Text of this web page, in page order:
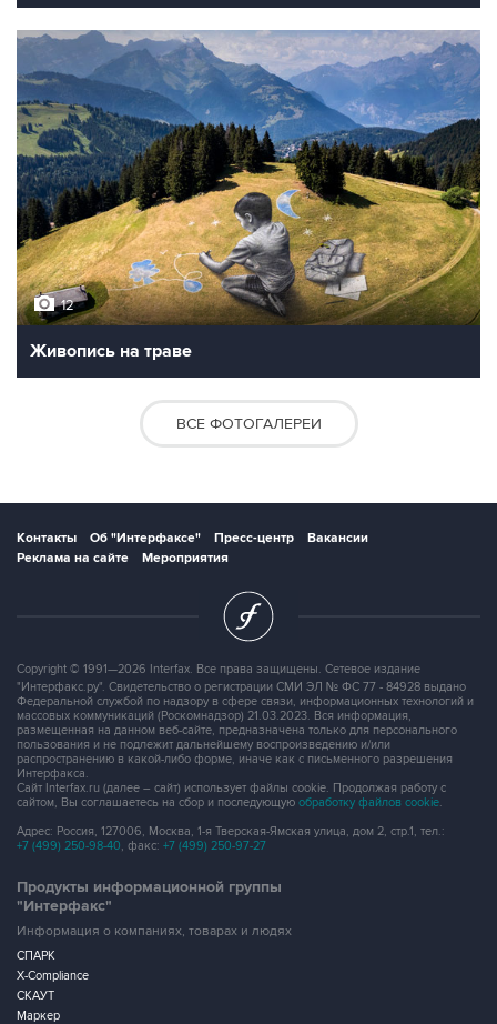
12
Живопись на траве
ВСЕ ФОТОГАЛЕРЕИ
Контакты Об "Интерфаксе" Пресс-центр
Вакансии
Реклама на сайте
Мероприятия
Copyright © 1991—2026 Interfax. Все права защищены. Сетевое издание
"Интерфакс.ру". Свидетельство о регистрации СМИ ЭЛ № ФС 77 - 84928 выдано
Федеральной службой по надзору в сфере связи, информационных технологий и
массовых коммуникаций (Роскомнадзор) 21.03.2023. Вся информация,
размещенная на данном веб-сайте, предназначена только для персонального
пользования и не подлежит дальнейшему воспроизведению и/или
распространению в какой-либо форме, иначе как с письменного разрешения
Интерфакса.
Сайт Interfax.ru (далее – сайт) использует файлы cookie. Продолжая работу с
сайтом, Вы соглашаетесь на сбор и последующую обработку файлов cookie.
Адрес: Россия, 127006, Москва, 1-я Тверская-Ямская улица, дом 2, стр.1, тел.:
+7 (499) 250-98-40, факс: +7 (499) 250-97-27
Продукты информационной группы
"Интерфакс"
Информация о компаниях, товарах и людях
СПАРК
X-Compliance
СКАУТ
Маркер